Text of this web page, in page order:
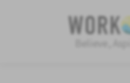
Believe,